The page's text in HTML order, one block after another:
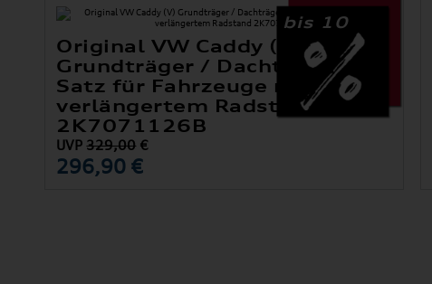
bis 10
Original VW Caddy (V)
Grundträger / Dachträger
Satz für Fahrzeuge mit
verlängertem Radstand
2K7071126B
UVP329,00 €
296,90 €